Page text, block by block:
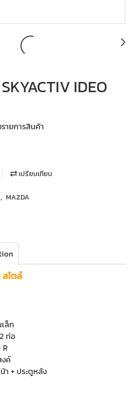
IDEO
ายการสินค้า
เปรียบเทียบ
, MAZDA
สไตล์
ล็ก
ท่อ
R
งค์
า + ประตูหลัง